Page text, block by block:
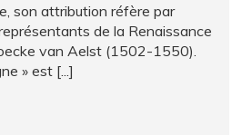
son attribution réfère par
de la Renaissance
van Aelst (1502-1550).
» est [...]